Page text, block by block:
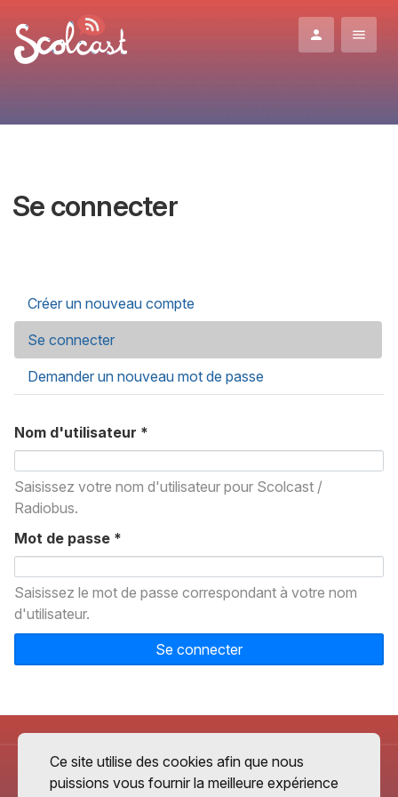
Se connecter
Onglets principaux
Créer un nouveau compte
Se connecter
Demander un nouveau mot de passe
Nom d'utilisateur *
Saisissez votre nom d'utilisateur pour Scolcast /
Radiobus.
Mot de passe *
Saisissez le mot de passe correspondant à votre nom
d'utilisateur.
Se connecter
Ce site utilise des cookies afin que nous
puissions vous fournir la meilleure expérience